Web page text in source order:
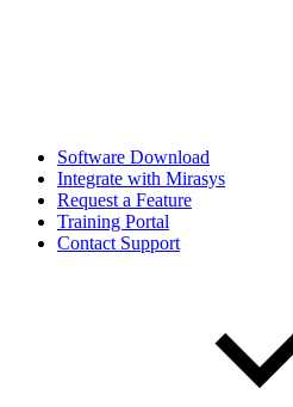
Software Download
Integrate with Mirasys
Request a Feature
Training Portal
Contact Support